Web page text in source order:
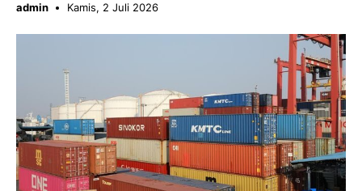
admin Kamis, 2 Juli 2026